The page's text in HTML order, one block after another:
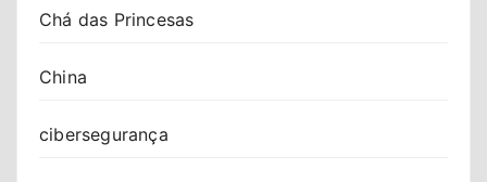
Chá das Princesas
China
cibersegurança